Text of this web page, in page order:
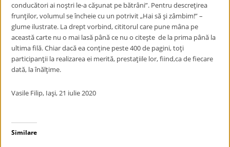
conducători ai noştri le-a căşunat pe bătrâni”. Pentru descreţirea
frunţilor, volumul se încheie cu un potrivit „Hai să şi zâmbim!” –
glume ilustrate. La drept vorbind, cititorul care pune mâna pe
această carte nu o mai lasă până ce nu o citeşte de la prima până la
ultima filă. Chiar dacă ea conţine peste 400 de pagini, toţi
participanţii la realizarea ei merită, prestaţiile lor, fiind,ca de fiecare
dată, la înălţime.
Vasile Filip, Iaşi, 21 iulie 2020
Similare